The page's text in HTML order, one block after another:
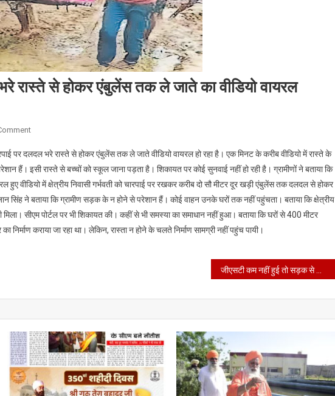
रास्ते से होकर एंबुलेंस तक ले जाते का वीडियो वायरल
On
को
चारपाई
पर
दलदल
भरे
रास्ते
ले
वीडियो
वायरल
पर दलदल भरे रास्ते से होकर एंबुलेंस तक ले जाते वीडियो वायरल हो रहा है। एक मिनट के करीब वीडियो में रास्ते के
हैं। इसी रास्ते से बच्चों को स्कूल जाना पड़ता है। शिकायत पर कोई सुनवाई नहीं हो रही है। ग्रामीणों ने बताया कि
हुए वीडियो में क्षेत्रीय निवासी गर्भवती को चारपाई पर रखकर करीब दो सौ मीटर दूर खड़ी एंबुलेंस तक दलदल से होकर
सिंह ने बताया कि ग्रामीण सड़क के न होने से परेशान हैं। कोई वाहन उनके घरों तक नहीं पहुंचता। बताया कि क्षेत्रीय
सीएम पोर्टल पर भी शिकायत की। कहीं से भी समस्या का समाधान नहीं हुआ। बताया कि घरों से 400 मीटर
निर्माण कराया जा रहा था। लेकिन, रास्ता न होने के चलते निर्माण सामग्री नहीं पहुंच पायी।